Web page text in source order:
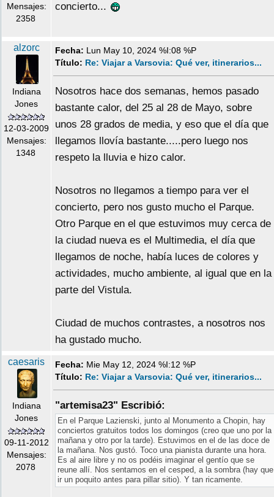
Mensajes:
2358
concierto...
alzorc
Indiana
Jones
12-03-2009
Mensajes:
1348
Fecha: Lun May 10, 2024 %I:08 %P
Título: Re: Viajar a Varsovia: Qué ver, itinerarios...
Nosotros hace dos semanas, hemos pasado
bastante calor, del 25 al 28 de Mayo, sobre
unos 28 grados de media, y eso que el día que
llegamos llovía bastante.....pero luego nos
respeto la lluvia e hizo calor.
Nosotros no llegamos a tiempo para ver el
concierto, pero nos gusto mucho el Parque.
Otro Parque en el que estuvimos muy cerca de
la ciudad nueva es el Multimedia, el día que
llegamos de noche, había luces de colores y
actividades, mucho ambiente, al igual que en la
parte del Vistula.
Ciudad de muchos contrastes, a nosotros nos
ha gustado mucho.
caesaris
Indiana
Jones
09-11-2012
Mensajes:
2078
Fecha: Mie May 12, 2024 %I:12 %P
Título: Re: Viajar a Varsovia: Qué ver, itinerarios...
"artemisa23" Escribió:
En el Parque Lazienski, junto al Monumento a Chopin, hay
conciertos gratuitos todos los domingos (creo que uno por la
mañana y otro por la tarde). Estuvimos en el de las doce de
la mañana. Nos gustó. Toco una pianista durante una hora.
Es al aire libre y no os podéis imaginar el gentío que se
reune allí. Nos sentamos en el cesped, a la sombra (hay que
ir un poquito antes para pillar sitio). Y tan ricamente.